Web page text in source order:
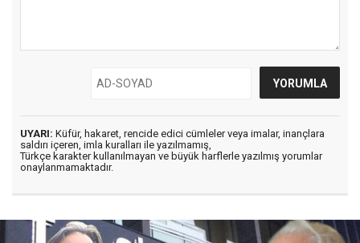
UYARI: Küfür, hakaret, rencide edici cümleler veya imalar, inançlara
saldırı içeren, imla kuralları ile yazılmamış,
Türkçe karakter kullanılmayan ve büyük harflerle yazılmış yorumlar
onaylanmamaktadır.